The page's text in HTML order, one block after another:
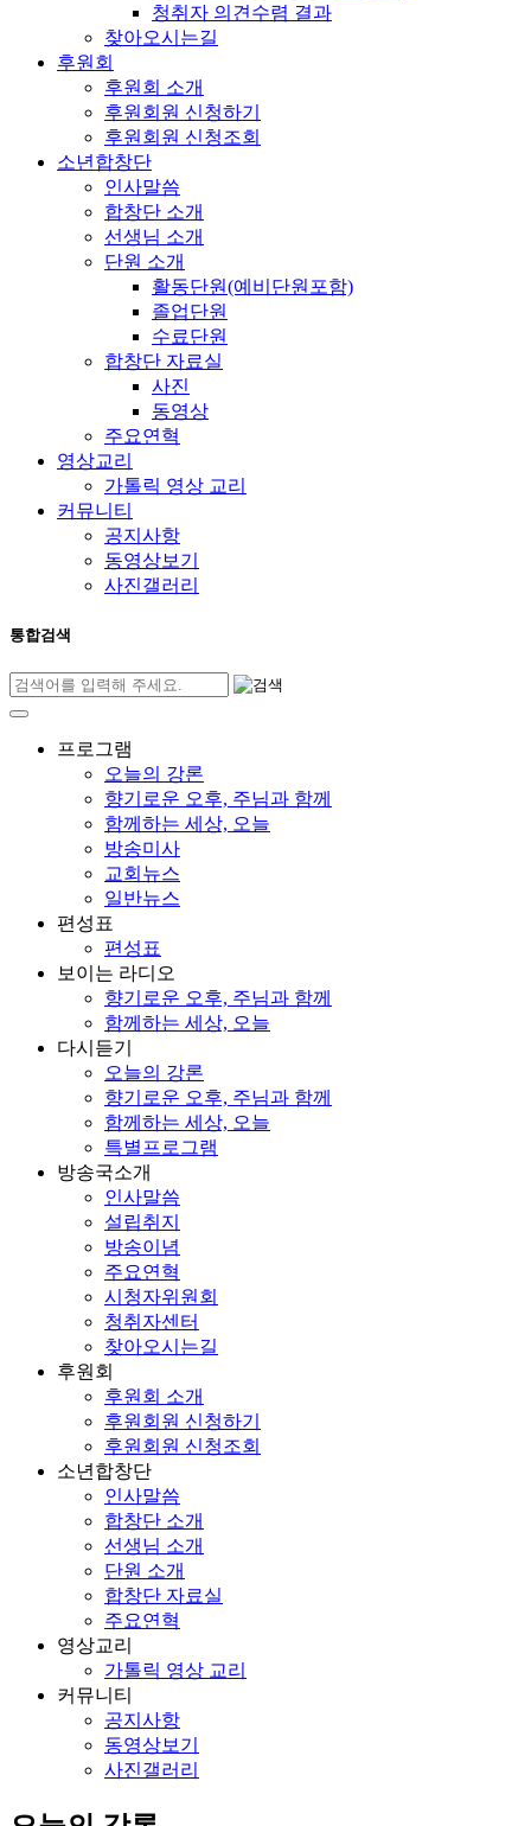
청취자 의견수렴 결과
찾아오시는길
후원회
후원회 소개
후원회원 신청하기
후원회원 신청조회
소년합창단
인사말씀
합창단 소개
선생님 소개
단원 소개
활동단원(예비단원포함)
졸업단원
수료단원
합창단 자료실
사진
동영상
주요연혁
영상교리
가톨릭 영상 교리
커뮤니티
공지사항
동영상보기
사진갤러리
통합검색
프로그램
오늘의 강론
향기로운 오후, 주님과 함께
함께하는 세상, 오늘
방송미사
교회뉴스
일반뉴스
편성표
편성표
보이는 라디오
향기로운 오후, 주님과 함께
함께하는 세상, 오늘
다시듣기
오늘의 강론
향기로운 오후, 주님과 함께
함께하는 세상, 오늘
특별프로그램
방송국소개
인사말씀
설립취지
방송이념
주요연혁
시청자위원회
청취자센터
찾아오시는길
후원회
후원회 소개
후원회원 신청하기
후원회원 신청조회
소년합창단
인사말씀
합창단 소개
선생님 소개
단원 소개
합창단 자료실
주요연혁
영상교리
가톨릭 영상 교리
커뮤니티
공지사항
동영상보기
사진갤러리